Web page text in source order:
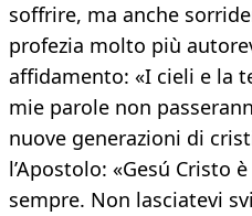
soffrire, ma anche
profezia molto più
affidamento: «I cieli e la
mie parole non
nuove generazioni di
l’Apostolo: «Gesú Cristo
sempre. Non lasciatevi